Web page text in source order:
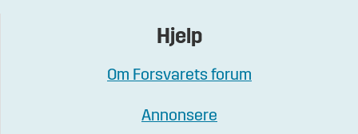
Hjelp
Om Forsvarets forum
Annonsere